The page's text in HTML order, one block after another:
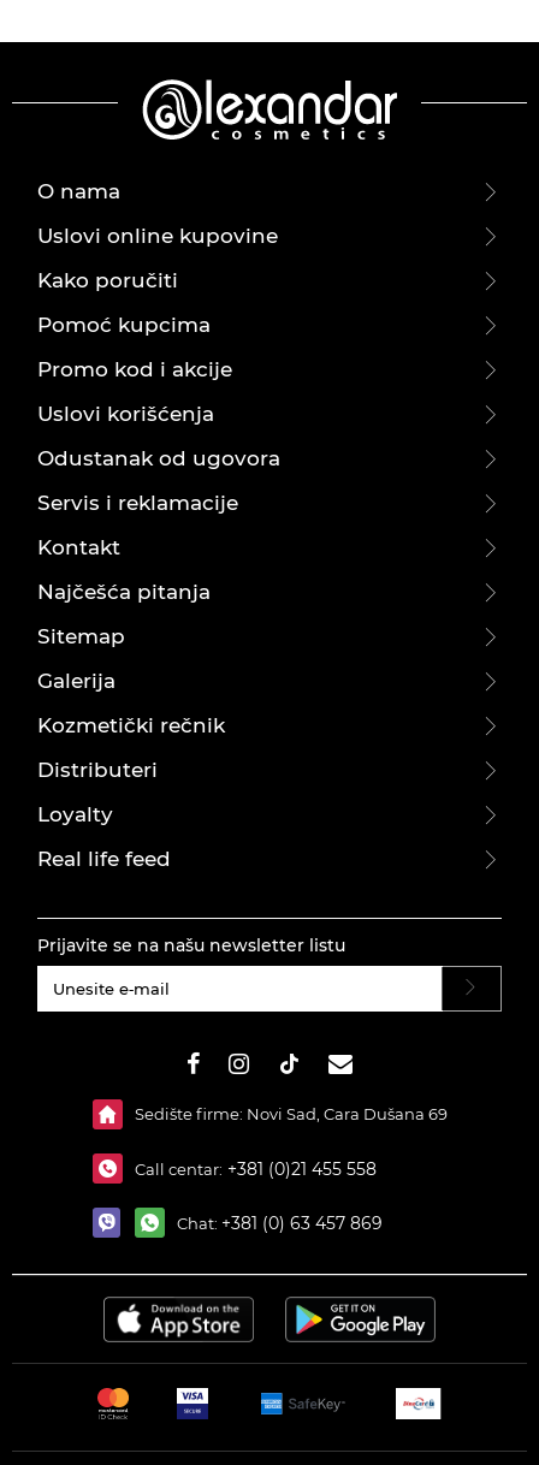
O nama
Uslovi online kupovine
Kako poručiti
Pomoć kupcima
Promo kod i akcije
Uslovi korišćenja
Odustanak od ugovora
Servis i reklamacije
Kontakt
Najčešća pitanja
Sitemap
Galerija
Kozmetički rečnik
Distributeri
Loyalty
Real life feed
Prijavite se na našu newsletter listu
Sedište firme: Novi Sad, Cara Dušana 69
Call centar: +381 (0)21 455 558
Chat: +381 (0) 63 457 869